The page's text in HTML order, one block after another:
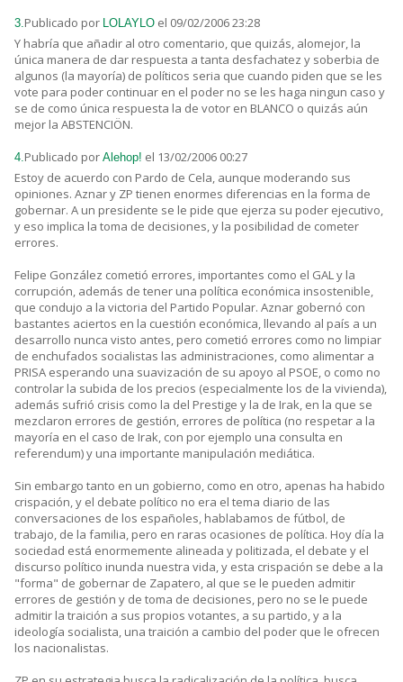
3.Publicado por LOLAYLO el 09/02/2006 23:28
Y habría que añadir al otro comentario, que quizás, alomejor, la
única manera de dar respuesta a tanta desfachatez y soberbia de
algunos (la mayoría) de políticos seria que cuando piden que se les
vote para poder continuar en el poder no se les haga ningun caso y
se de como única respuesta la de votor en BLANCO o quizás aún
mejor la ABSTENCIÖN.
4.Publicado por Alehop! el 13/02/2006 00:27
Estoy de acuerdo con Pardo de Cela, aunque moderando sus
opiniones. Aznar y ZP tienen enormes diferencias en la forma de
gobernar. A un presidente se le pide que ejerza su poder ejecutivo,
y eso implica la toma de decisiones, y la posibilidad de cometer
errores.
Felipe González cometió errores, importantes como el GAL y la
corrupción, además de tener una política económica insostenible,
que condujo a la victoria del Partido Popular. Aznar gobernó con
bastantes aciertos en la cuestión económica, llevando al país a un
desarrollo nunca visto antes, pero cometió errores como no limpiar
de enchufados socialistas las administraciones, como alimentar a
PRISA esperando una suavización de su apoyo al PSOE, o como no
controlar la subida de los precios (especialmente los de la vivienda),
además sufrió crisis como la del Prestige y la de Irak, en la que se
mezclaron errores de gestión, errores de política (no respetar a la
mayoría en el caso de Irak, con por ejemplo una consulta en
referendum) y una importante manipulación mediática.
Sin embargo tanto en un gobierno, como en otro, apenas ha habido
crispación, y el debate político no era el tema diario de las
conversaciones de los españoles, hablabamos de fútbol, de
trabajo, de la familia, pero en raras ocasiones de política. Hoy día la
sociedad está enormemente alineada y politizada, el debate y el
discurso político inunda nuestra vida, y esta crispación se debe a la
"forma" de gobernar de Zapatero, al que se le pueden admitir
errores de gestión y de toma de decisiones, pero no se le puede
admitir la traición a sus propios votantes, a su partido, y a la
ideología socialista, una traición a cambio del poder que le ofrecen
los nacionalistas.